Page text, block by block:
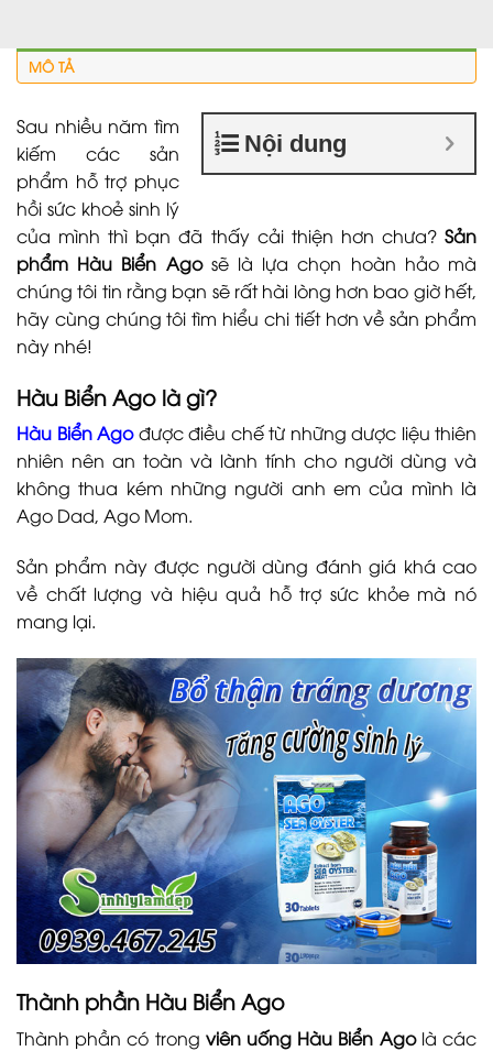
MÔ TẢ
Nội dung
Sau nhiều năm tìm
kiếm các sản
phẩm hỗ trợ phục
hồi sức khoẻ sinh lý
của mình thì bạn đã thấy cải thiện hơn chưa? Sản
phẩm Hàu Biển Agosẽ là lựa chọn hoàn hảo mà
chúng tôi tin rằng bạn sẽ rất hài lòng hơn bao giờ hết,
hãy cùng chúng tôi tìm hiểu chi tiết hơn về sản phẩm
này nhé!
Hàu Biển Ago là gì?
Hàu Biển Agođược điều chế từ những dược liệu thiên
nhiên nên an toàn và lành tính cho người dùng và
không thua kém những người anh em của mình là
Ago Dad, Ago Mom.
Sản phẩm này được người dùng đánh giá khá cao
về chất lượng và hiệu quả hỗ trợ sức khỏe mà nó
mang lại.
Thành phần Hàu Biển Ago
Thành phần có trong viên uống Hàu Biển Agolà các